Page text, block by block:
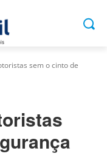
sem o cinto de